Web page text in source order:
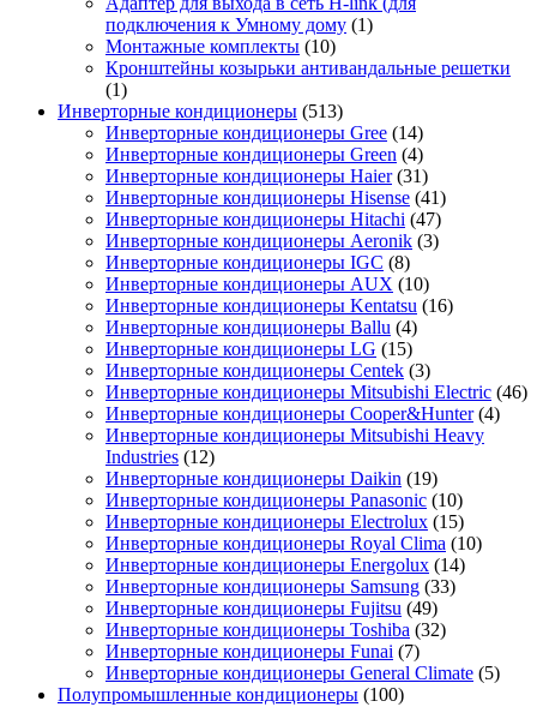
подключения к Умному дому (1)
Монтажные комплекты (10)
Кронштейны козырьки антивандальные решетки
(1)
Инверторные кондиционеры (513)
Инверторные кондиционеры Gree (14)
Инверторные кондиционеры Green (4)
Инверторные кондиционеры Haier (31)
Инверторные кондиционеры Hisense (41)
Инверторные кондиционеры Hitachi (47)
Инверторные кондиционеры Aeronik (3)
Инверторные кондиционеры IGC (8)
Инверторные кондиционеры AUX (10)
Инверторные кондиционеры Kentatsu (16)
Инверторные кондиционеры Ballu (4)
Инверторные кондиционеры LG (15)
Инверторные кондиционеры Centek (3)
Инверторные кондиционеры Mitsubishi Electric (46)
Инверторные кондиционеры Cooper&Hunter (4)
Инверторные кондиционеры Mitsubishi Heavy
Industries (12)
Инверторные кондиционеры Daikin (19)
Инверторные кондиционеры Panasonic (10)
Инверторные кондиционеры Electrolux (15)
Инверторные кондиционеры Royal Clima (10)
Инверторные кондиционеры Energolux (14)
Инверторные кондиционеры Samsung (33)
Инверторные кондиционеры Fujitsu (49)
Инверторные кондиционеры Toshiba (32)
Инверторные кондиционеры Funai (7)
Инверторные кондиционеры General Climate (5)
Полупромышленные кондиционеры (100)